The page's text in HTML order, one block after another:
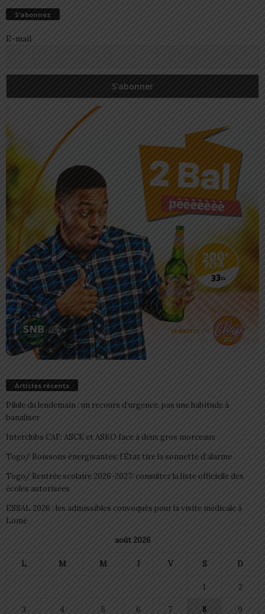
S’abonnez
E-mail
Articles récents
Pilule du lendemain : un recours d’urgence, pas une habitude à
banaliser
Interclubs CAF: ASCK et ASKO face à deux gros morceaux
Togo/ Boissons énergisantes: l’État tire la sonnette d’alarme
Togo/ Rentrée scolaire 2026-2027: consultez la liste officielle des
écoles autorisées
ESSAL 2026 : les admissibles convoqués pour la visite médicale à
Lomé
août 2026
L M M J V S D
1 2
3 4 5 6 7 8 9